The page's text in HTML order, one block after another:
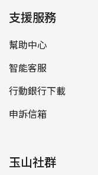
支援服務
幫助中心
智能客服
行動銀行下載
申訴信箱
玉山社群